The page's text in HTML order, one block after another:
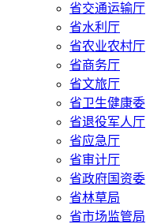
省交通运输厅
省水利厅
省农业农村厅
省商务厅
省文旅厅
省卫生健康委
省退役军人厅
省应急厅
省审计厅
省政府国资委
省林草局
省市场监管局